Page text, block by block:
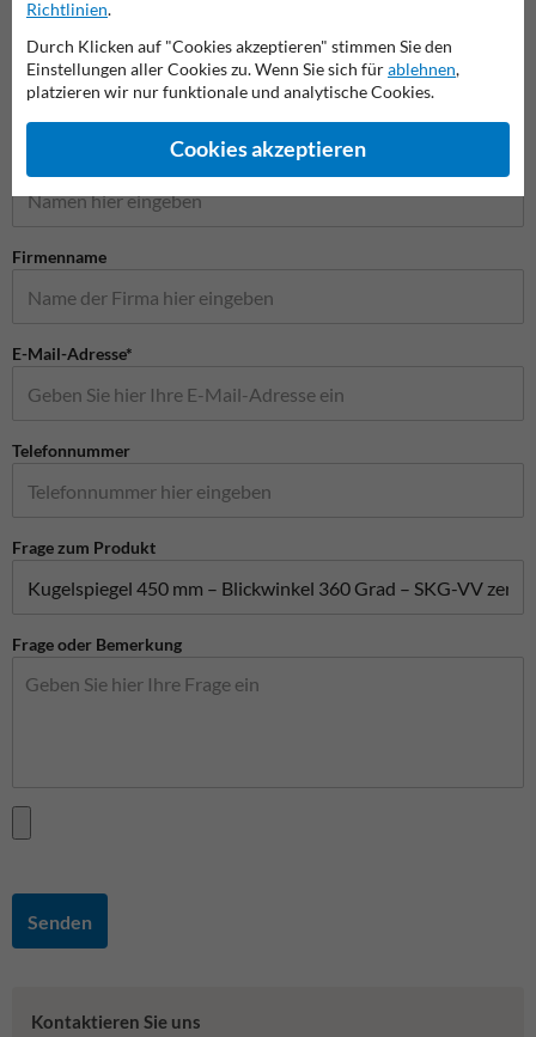
Stellen Sie Ihre Frage an Anfahrschutzkaufen.de
Firmenname
E-Mail-Adresse*
Telefonnummer
Frage zum Produkt
Frage oder Bemerkung
Senden
Kontaktieren Sie uns
Richtlinien.
Durch Klicken auf "Cookies akzeptieren" stimmen Sie den
Einstellungen aller Cookies zu. Wenn Sie sich fürablehnen,
platzieren wir nur funktionale und analytische Cookies.
Cookies akzeptieren